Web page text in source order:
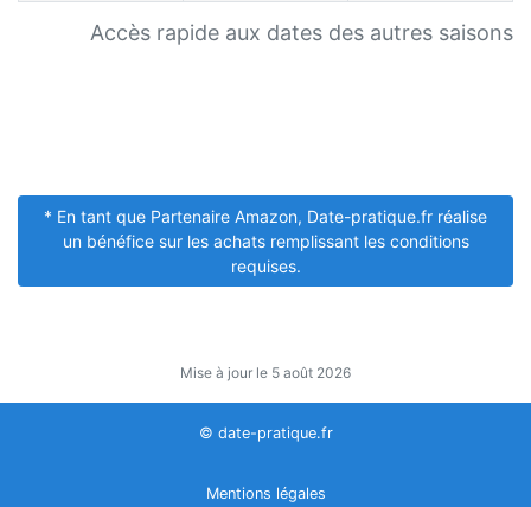
Accès rapide aux dates des autres saisons
* En tant que Partenaire Amazon, Date-pratique.fr réalise
un bénéfice sur les achats remplissant les conditions
requises.
Mise à jour le 5 août 2026
© date-pratique.fr
Mentions légales